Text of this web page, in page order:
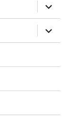
확
장
위
메
확
장
위
메
장